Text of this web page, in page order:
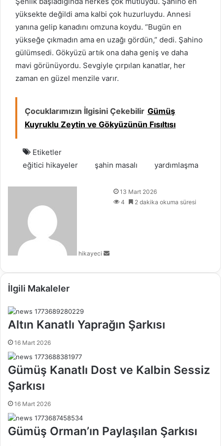
yüksekte değildi ama kalbi çok huzurluydu. Annesi
yanına gelip kanadını omzuna koydu. “Bugün en
yükseğe çıkmadın ama en uzağı gördün,” dedi. Şahino
gülümsedi. Gökyüzü artık ona daha geniş ve daha
mavi görünüyordu. Sevgiyle çırpılan kanatlar, her
zaman en güzel menzile varır.
Çocuklarımızın İlgisini Çekebilir Gümüş
Kuyruklu Zeytin ve Gökyüzünün Fısıltısı
Etiketler
eğitici hikayeler
şahin masalı yardımlaşma
hikayeci
t
d
e
13 Mart 2026
4
2 dakika okuma süresi
İlgili Makaleler
Altın Kanatlı Yaprağın Şarkısı
16 Mart 2026
Gümüş Kanatlı Dost ve Kalbin Sessiz
Şarkısı
16 Mart 2026
Gümüş Orman’ın Paylaşılan Şarkısı